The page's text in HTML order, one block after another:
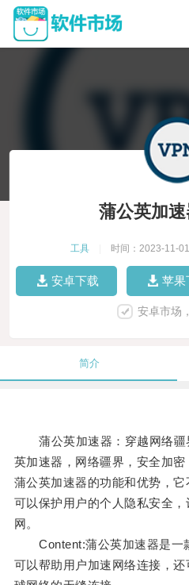
蒲公英加
工具 时间：2023-11-01
安卓下载 苹果
安卓市场
简介
蒲公英加速器：穿越网络疆
英加速器，网络疆界，安全加
蒲公英加速器的功能和优势，
可以保护用户的个人隐私安全
网。
Content:蒲公英加速器是一
可以帮助用户加速网络连接，